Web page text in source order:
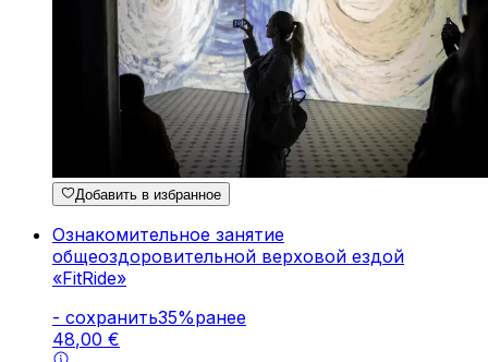
Добавить в избранное
Ознакомительное занятие
общеоздоровительной верховой ездой
«FitRide»
- cохранить35%ранее
48,00 €